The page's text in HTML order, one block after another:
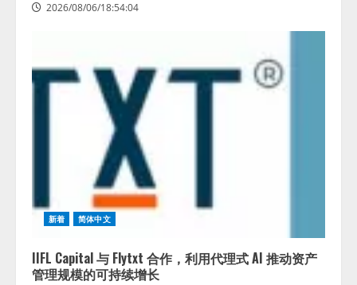
2026/08/06/18:54:04
新着 简体中文
IIFL Capital 与 Flytxt 合作，利用代理式 AI 推动资产
管理规模的可持续增长